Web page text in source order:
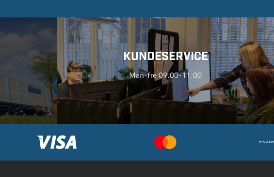
KUNDESERVICE
Man-fre 09.00-11.00